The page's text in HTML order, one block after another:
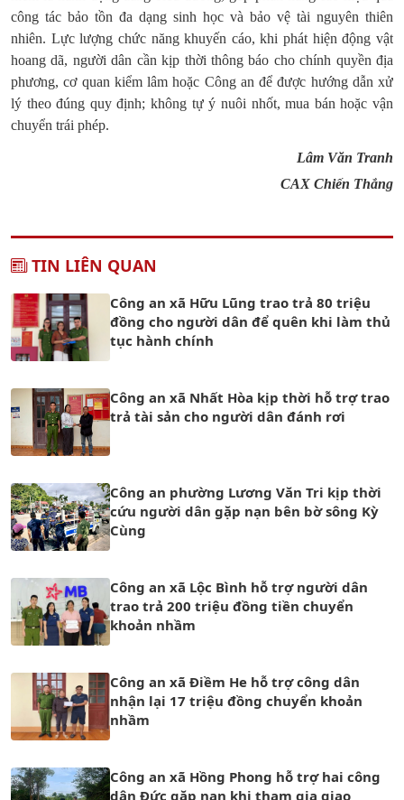
công tác bảo tồn đa dạng sinh học và bảo vệ tài nguyên thiên
nhiên. Lực lượng chức năng khuyến cáo, khi phát hiện động vật
hoang dã, người dân cần kịp thời thông báo cho chính quyền địa
phương, cơ quan kiểm lâm hoặc Công an để được hướng dẫn xử
lý theo đúng quy định; không tự ý nuôi nhốt, mua bán hoặc vận
chuyển trái phép.
Lâm Văn Tranh
CAX Chiến Thắng
TIN LIÊN QUAN
Công an xã Hữu Lũng trao trả 80 triệu
đồng cho người dân để quên khi làm thủ
tục hành chính
Công an xã Nhất Hòa kịp thời hỗ trợ trao
trả tài sản cho người dân đánh rơi
Công an phường Lương Văn Tri kịp thời
cứu người dân gặp nạn bên bờ sông Kỳ
Cùng
Công an xã Lộc Bình hỗ trợ người dân
trao trả 200 triệu đồng tiền chuyển
khoản nhầm
Công an xã Điềm He hỗ trợ công dân
nhận lại 17 triệu đồng chuyển khoản
nhầm
Công an xã Hồng Phong hỗ trợ hai công
dân Đức gặp nạn khi tham gia giao